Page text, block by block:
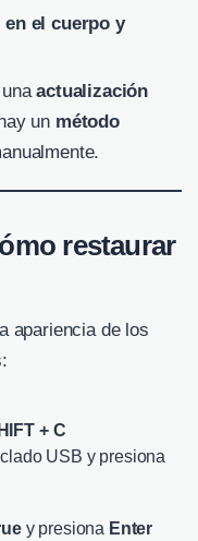
el cuerpo y
unaactualización
un método
restaurar
la apariencia de los
+ C
USB y presiona
y presiona Enter